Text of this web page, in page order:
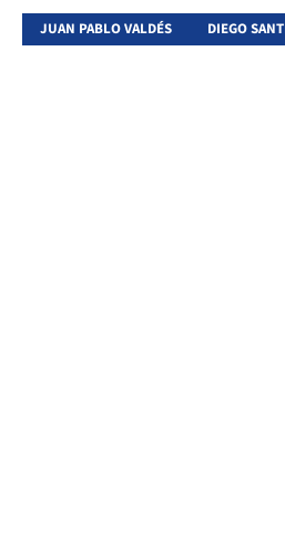
JUAN PABLO VALDÉS DIEGO